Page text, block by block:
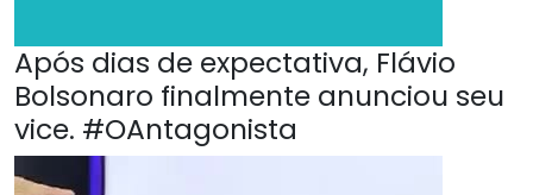
Após dias de expectativa, Flávio
Bolsonaro finalmente anunciou seu
vice. #OAntagonista